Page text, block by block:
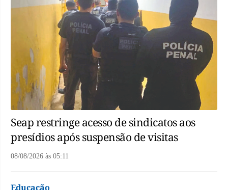
Seap restringe acesso de sindicatos aos
presídios após suspensão de visitas
08/08/2026 às 05:11
Educação